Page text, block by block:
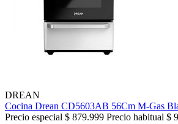
DREAN
Cocina Drean CD5603AB 56Cm M-Gas
Precio especial $ 879.999 Precio habitual $